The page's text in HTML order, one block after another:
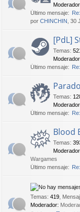
Último mensaje:
por CHINCHIN , 30
[PdL]
Temas:
Último mensaje:
Temas:
Último mensaje:
Blood
Temas:
Wargames
Último mensaje:
Temas: 419
Moderador: